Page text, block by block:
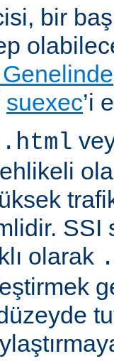
bir
suexec’i
.html
SSI
olarak